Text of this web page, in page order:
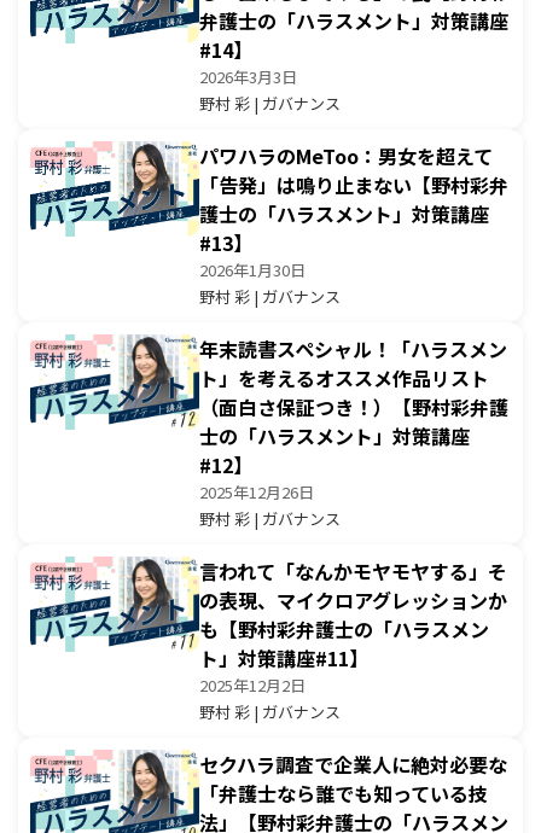
弁護士の「ハラスメント」対策講座
#14】
2026年3月3日
野村 彩 | ガバナンス
パワハラのMeToo：男女を超えて
「告発」は鳴り止まない【野村彩弁
護士の「ハラスメント」対策講座
#13】
2026年1月30日
野村 彩 | ガバナンス
年末読書スペシャル！「ハラスメン
ト」を考えるオススメ作品リスト
（面白さ保証つき！）【野村彩弁護
士の「ハラスメント」対策講座
#12】
2025年12月26日
野村 彩 | ガバナンス
言われて「なんかモヤモヤする」そ
の表現、マイクロアグレッションか
も【野村彩弁護士の「ハラスメン
ト」対策講座#11】
2025年12月2日
野村 彩 | ガバナンス
セクハラ調査で企業人に絶対必要な
「弁護士なら誰でも知っている技
法」【野村彩弁護士の「ハラスメン